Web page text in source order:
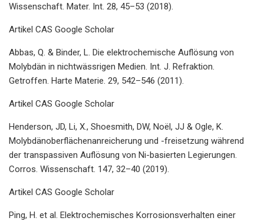
Wissenschaft. Mater. Int. 28, 45–53 (2018).
Artikel CAS Google Scholar
Abbas, Q. & Binder, L. Die elektrochemische Auflösung von
Molybdän in nichtwässrigen Medien. Int. J. Refraktion.
Getroffen. Harte Materie. 29, 542–546 (2011).
Artikel CAS Google Scholar
Henderson, JD, Li, X., Shoesmith, DW, Noël, JJ & Ogle, K.
Molybdänoberflächenanreicherung und -freisetzung während
der transpassiven Auflösung von Ni-basierten Legierungen.
Corros. Wissenschaft. 147, 32–40 (2019).
Artikel CAS Google Scholar
Ping, H. et al. Elektrochemisches Korrosionsverhalten einer